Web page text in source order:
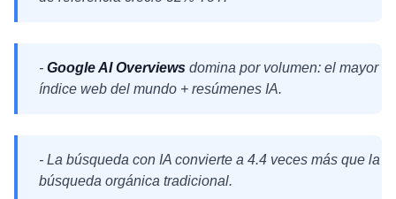
- Google AI Overviews domina por volumen: el mayor
índice web del mundo + resúmenes IA.
- La búsqueda con IA convierte a 4.4 veces más que la
búsqueda orgánica tradicional.